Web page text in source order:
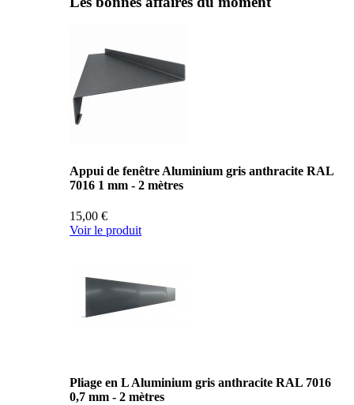
Appui de fenêtre Aluminium gris anthracite RAL
7016 1 mm - 2 mètres
15,00 €
Voir le produit
Pliage en L Aluminium gris anthracite RAL 7016
0,7 mm - 2 mètres